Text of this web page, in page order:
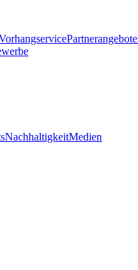
Partnerangebote
NachhaltigkeitMedien